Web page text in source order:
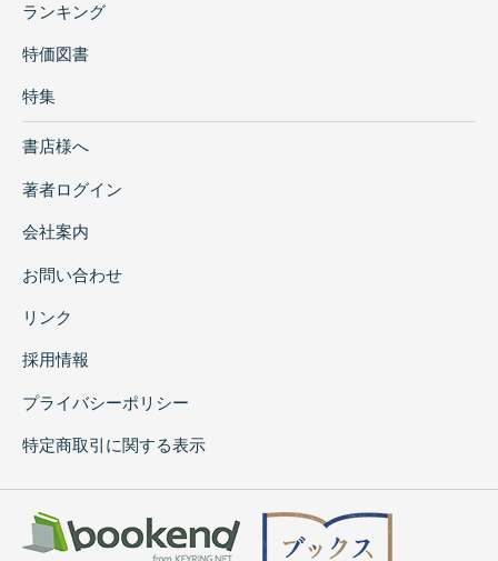
ランキング
特価図書
特集
書店様へ
著者ログイン
会社案内
お問い合わせ
リンク
採用情報
プライバシーポリシー
特定商取引に関する表示